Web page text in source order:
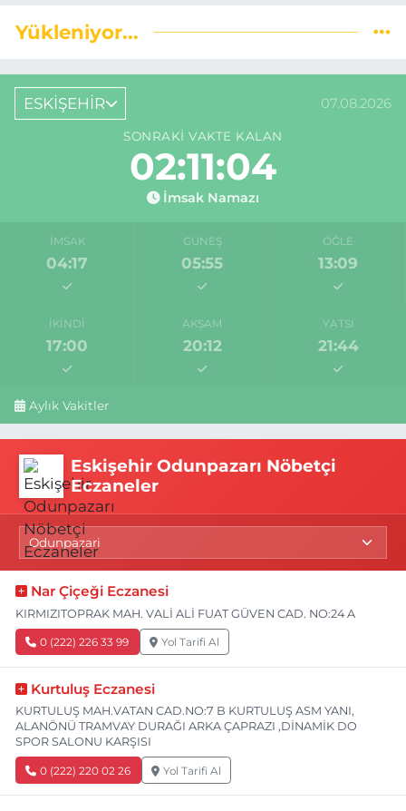
Yükleniyor...
ESKİŞEHİR 07.08.2026
SONRAKI VAKTE KALAN
02:11:03
İmsak Namazı
İMSAK
04:17
GÜNEŞ
05:55
ÖĞLE
13:09
İKINDI
17:00
AKŞAM
20:12
YATSI
21:44
Aylık Vakitler
Eskişehir Odunpazarı Nöbetçi
Eczaneler
Nar Çiçeği Eczanesi
KIRMIZITOPRAK MAH. VALİ ALİ FUAT GÜVEN CAD. NO:24 A
0 (222) 226 33 99 Yol Tarifi Al
Kurtuluş Eczanesi
KURTULUŞ MAH.VATAN CAD.NO:7 B KURTULUŞ ASM YANI,
ALANÖNÜ TRAMVAY DURAĞI ARKA ÇAPRAZI ,DİNAMİK DO
SPOR SALONU KARŞISI
0 (222) 220 02 26 Yol Tarifi Al